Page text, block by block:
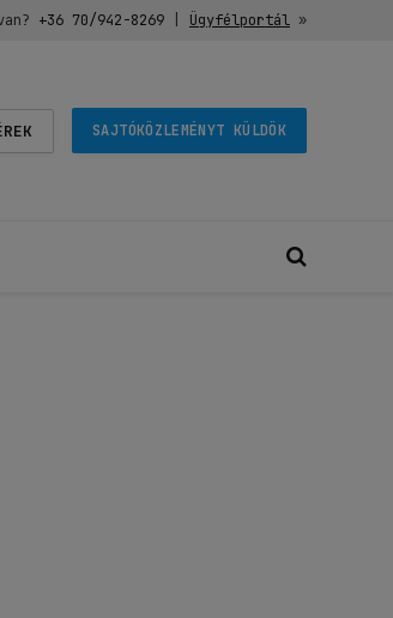
+36 70/942-8269| Ügyfélportál»
SAJTÓKÖZLEMÉNYT KÜLDÖK